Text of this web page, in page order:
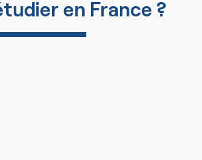
en France ?